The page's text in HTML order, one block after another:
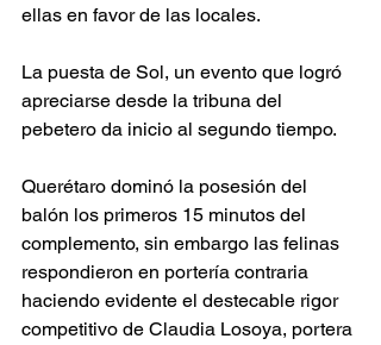
ellas en favor de las locales.
La puesta de Sol, un evento que logró
apreciarse desde la tribuna del
pebetero da inicio al segundo tiempo.
Querétaro dominó la posesión del
balón los primeros 15 minutos del
complemento, sin embargo las felinas
respondieron en portería contraria
haciendo evidente el destecable rigor
competitivo de Claudia Losoya, portera